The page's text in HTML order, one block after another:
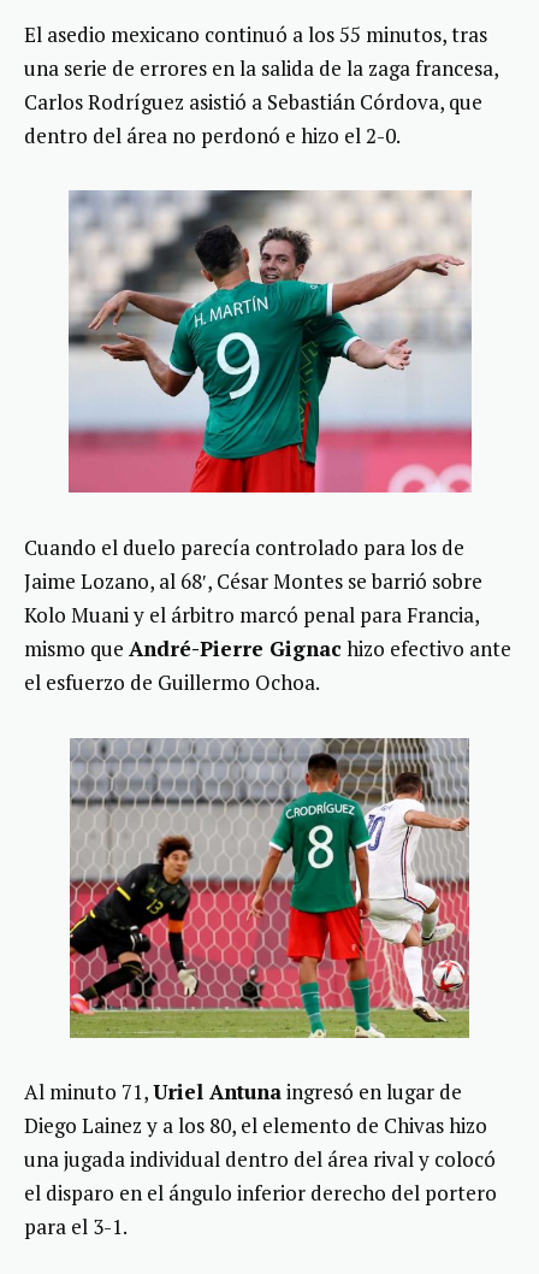
El asedio mexicano continuó a los 55 minutos, tras
una serie de errores en la salida de la zaga francesa,
Carlos Rodríguez asistió a Sebastián Córdova, que
dentro del área no perdonó e hizo el 2-0.
Cuando el duelo parecía controlado para los de
Jaime Lozano, al 68′, César Montes se barrió sobre
Kolo Muani y el árbitro marcó penal para Francia,
mismo que André-Pierre Gignachizo efectivo ante
el esfuerzo de Guillermo Ochoa.
Al minuto 71,Uriel Antunaingresó en lugar de
Diego Lainez y a los 80, el elemento de Chivas hizo
una jugada individual dentro del área rival y colocó
el disparo en el ángulo inferior derecho del portero
para el 3-1.